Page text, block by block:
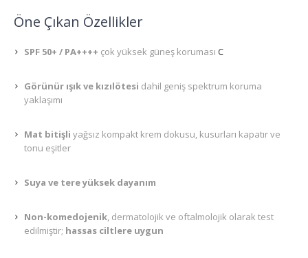
Öne Çıkan Özellikler
SPF 50+ / PA++++ çok yüksek güneş korumasıC
Görünür ışık ve kızılötesi dahil geniş spektrum koruma
yaklaşımı
Mat bitişli yağsız kompakt krem dokusu, kusurları kapatır ve
tonu eşitler
Suya ve tere yüksek dayanım
Non-komedojenik, dermatolojik ve oftalmolojik olarak test
edilmiştir; hassas ciltlere uygun